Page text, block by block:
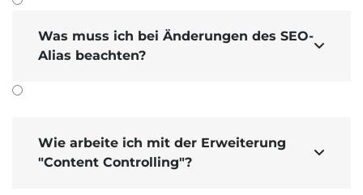
Was muss ich bei Änderungen des SEO-
Alias beachten?

Wie arbeite ich mit der Erweiterung
"Content Controlling"?
